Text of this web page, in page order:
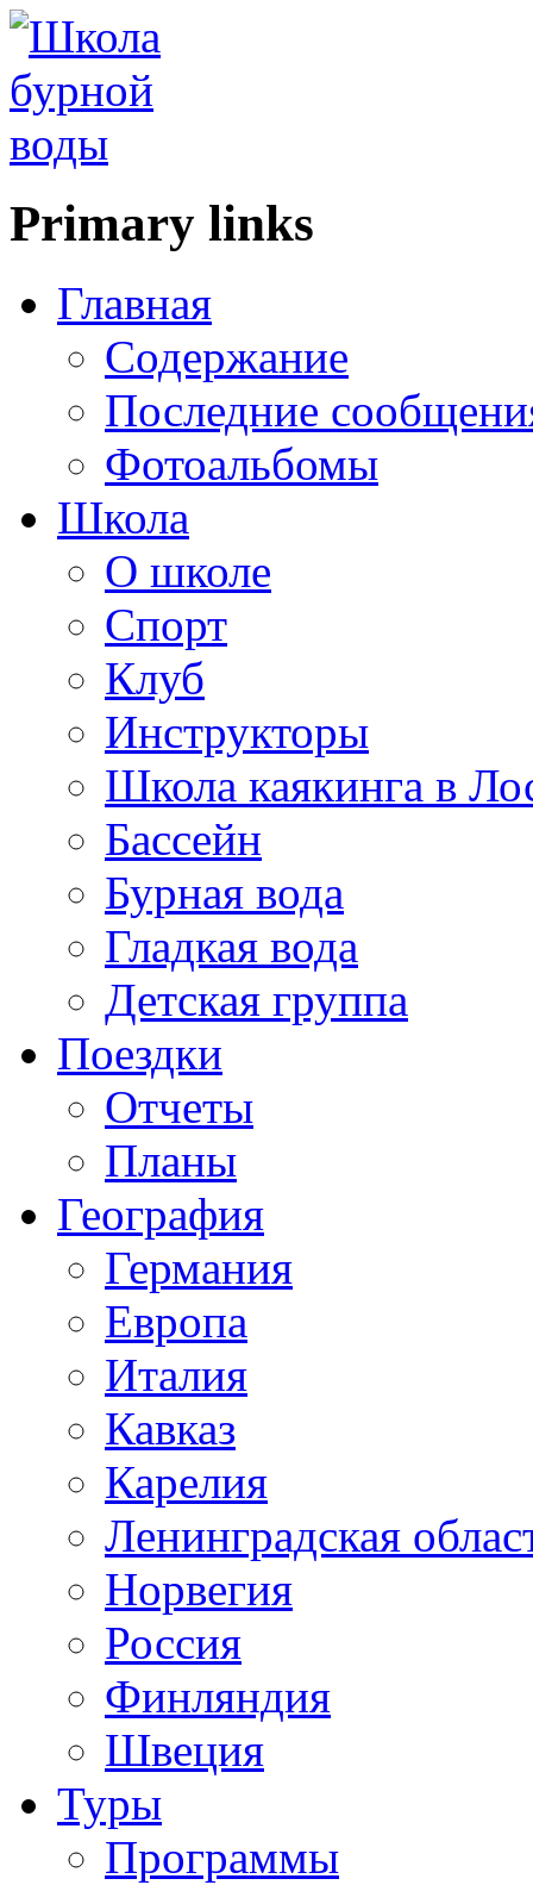
Primary links
Главная
Содержание
Последние
Фотоальбомы
Школа
О школе
Спорт
Клуб
Инструкторы
Школа каякинга в
Бассейн
Бурная вода
Гладкая вода
Детская группа
Поездки
Отчеты
Планы
География
Германия
Европа
Италия
Кавказ
Карелия
Ленинградская
Норвегия
Россия
Финляндия
Швеция
Туры
Программы